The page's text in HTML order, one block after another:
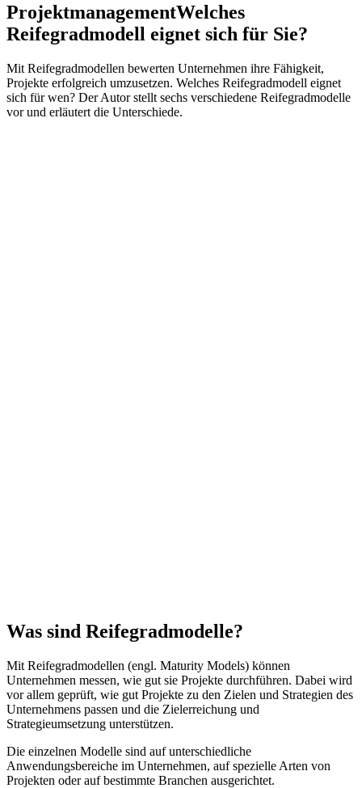
ProjektmanagementWelches
Reifegradmodell eignet sich für Sie?
Mit Reifegradmodellen bewerten Unternehmen ihre Fähigkeit,
Projekte erfolgreich umzusetzen. Welches Reifegradmodell eignet
sich für wen? Der Autor stellt sechs verschiedene Reifegradmodelle
vor und erläutert die Unterschiede.
Was sind Reifegradmodelle?
Mit Reifegradmodellen (engl. Maturity Models) können
Unternehmen messen, wie gut sie Projekte durchführen. Dabei wird
vor allem geprüft, wie gut Projekte zu den Zielen und Strategien des
Unternehmens passen und die Zielerreichung und
Strategieumsetzung unterstützen.
Die einzelnen Modelle sind auf unterschiedliche
Anwendungsbereiche im Unternehmen, auf spezielle Arten von
Projekten oder auf bestimmte Branchen ausgerichtet.